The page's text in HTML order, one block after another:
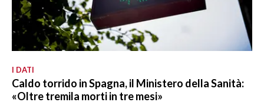
I DATI
Caldo torrido in Spagna, il Ministero della Sanità:
«Oltre tremila morti in tre mesi»